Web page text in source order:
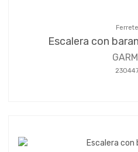
Escalera con